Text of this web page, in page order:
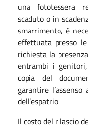
una fototessera
scaduto o in
smarrimento, è
effettuata presso
richiesta la
entrambi i
copia del
garantire
dell’espatrio.
Il costo del rilascio